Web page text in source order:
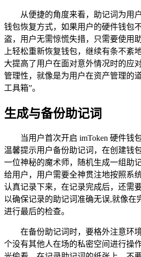
从便捷的角度来看，助记词为用
钱包恢复方式，如果用户的硬件钱包
盗，用户无需惊慌失措，只需要使用
上轻松重新恢复钱包，继续有条不紊
大提高了用户在面对意外情况时的应
管理性，就像是为用户在资产管理的
工具箱”。
生成与备份助记词
当用户首次开启 imToken 硬件钱
温馨提示用户备份助记词，在创建钱
一位神秘的魔术师，随机生成一组助
给用户，用户需要全神贯注地按照系
认真记录下来，在记录完成后，还需
以确保记录的助记词准确无误,就像在
进行最后的检查。
在备份助记词时，要格外注意环
个没有其他人在场的私密空间进行操